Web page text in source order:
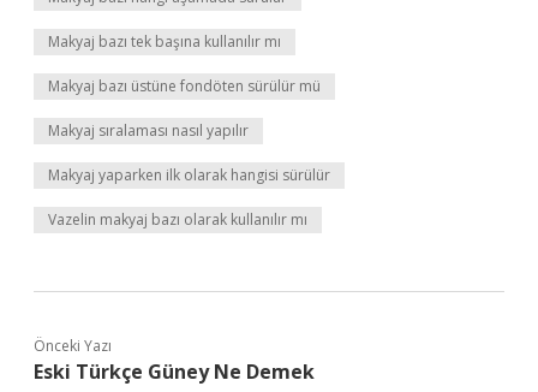
Makyaj bazı tek başına kullanılır mı
Makyaj bazı üstüne fondöten sürülür mü
Makyaj sıralaması nasıl yapılır
Makyaj yaparken ilk olarak hangisi sürülür
Vazelin makyaj bazı olarak kullanılır mı
Önceki Yazı
Eski Türkçe Güney Ne Demek